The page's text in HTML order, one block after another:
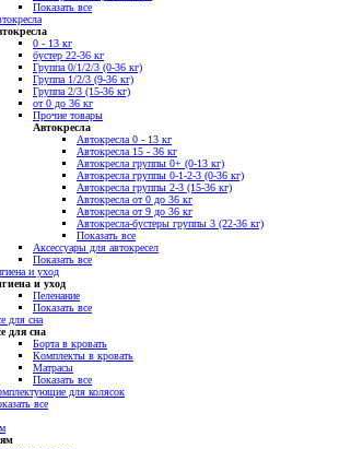
Показать все
0 - 13 кг
бустер 22-36 кг
Группа 0/1/2/3 (0-36 кг)
Группа 1/2/3 (9-36 кг)
Группа 2/3 (15-36 кг)
от 0 до 36 кг
Прочие товары
Автокресла
Автокресла 0 - 13 кг
Автокресла 15 - 36 кг
Автокресла группы 0+ (0-13 кг)
Автокресла группы 0-1-2-3 (0-36 кг)
Автокресла группы 2-3 (15-36 кг)
Автокресла от 0 до 36 кг
Автокресла от 9 до 36 кг
Автокресла-бустеры группы 3 (22-36 кг)
Показать все
Аксессуары для автокресел
Показать все
и уход
и уход
Пеленание
Показать все
для сна
для сна
Борта в кровать
Комплекты в кровать
Матрасы
Показать все
для колясок
все